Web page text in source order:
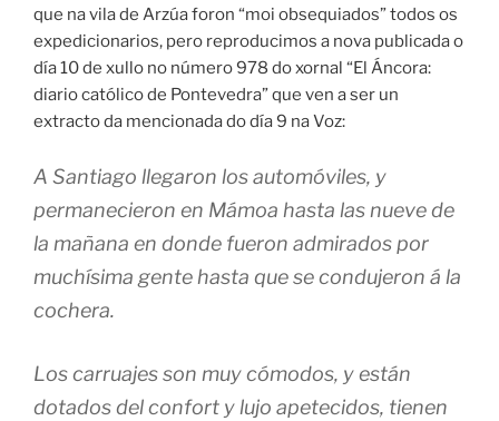
que na vila de Arzúa foron “moi obsequiados” todos os
expedicionarios, pero reproducimos a nova publicada o
día 10 de xullo no número 978 do xornal “El Áncora:
diario católico de Pontevedra” que ven a ser un
extracto da mencionada do día 9 na Voz:
A Santiago llegaron los automóviles, y
permanecieron en Mámoa hasta las nueve de
la mañana en donde fueron admirados por
muchísima gente hasta que se condujeron á la
cochera.
Los carruajes son muy cómodos, y están
dotados del confort y lujo apetecidos, tienen